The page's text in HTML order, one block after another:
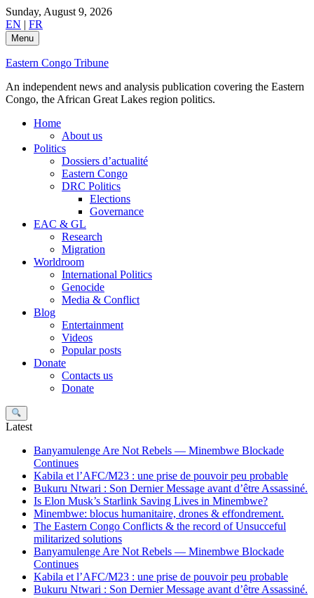
Skip
to
content
Sunday, August 9, 2026
EN | FR
Menu
Eastern Congo Tribune
An independent news and analysis publication covering the Eastern
Congo, the African Great Lakes region politics.
Home
About us
Politics
Dossiers d’actualité
Eastern Congo
DRC Politics
Elections
Governance
EAC & GL
Research
Migration
Worldroom
International Politics
Genocide
Media & Conflict
Blog
Entertainment
Videos
Popular posts
Donate
Contacts us
Donate
Search
Latest
Banyamulenge Are Not Rebels — Minembwe Blockade
Continues
Kabila et l’AFC/M23 : une prise de pouvoir peu probable
Bukuru Ntwari : Son Dernier Message avant d’être Assassiné.
Is Elon Musk’s Starlink Saving Lives in Minembwe?
Minembwe: blocus humanitaire, drones & effondrement.
The Eastern Congo Conflicts & the record of Unsucceful
militarized solutions
Banyamulenge Are Not Rebels — Minembwe Blockade
Continues
Kabila et l’AFC/M23 : une prise de pouvoir peu probable
Bukuru Ntwari : Son Dernier Message avant d’être Assassiné.